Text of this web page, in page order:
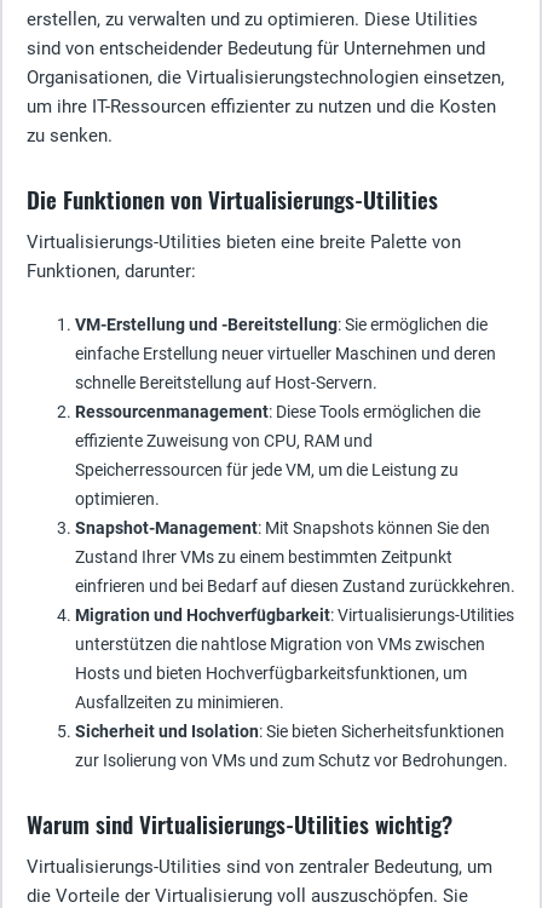
erstellen, zu verwalten und zu optimieren. Diese Utilities
sind von entscheidender Bedeutung für Unternehmen und
Organisationen, die Virtualisierungstechnologien einsetzen,
um ihre IT-Ressourcen effizienter zu nutzen und die Kosten
zu senken.
Die Funktionen von Virtualisierungs-Utilities
Virtualisierungs-Utilities bieten eine breite Palette von
Funktionen, darunter:
VM-Erstellung und -Bereitstellung: Sie ermöglichen die
einfache Erstellung neuer virtueller Maschinen und deren
schnelle Bereitstellung auf Host-Servern.
Ressourcenmanagement: Diese Tools ermöglichen die
effiziente Zuweisung von CPU, RAM und
Speicherressourcen für jede VM, um die Leistung zu
optimieren.
Snapshot-Management: Mit Snapshots können Sie den
Zustand Ihrer VMs zu einem bestimmten Zeitpunkt
einfrieren und bei Bedarf auf diesen Zustand zurückkehren.
Migration und Hochverfügbarkeit: Virtualisierungs-Utilities
unterstützen die nahtlose Migration von VMs zwischen
Hosts und bieten Hochverfügbarkeitsfunktionen, um
Ausfallzeiten zu minimieren.
Sicherheit und Isolation: Sie bieten Sicherheitsfunktionen
zur Isolierung von VMs und zum Schutz vor Bedrohungen.
Warum sind Virtualisierungs-Utilities wichtig?
Virtualisierungs-Utilities sind von zentraler Bedeutung, um
die Vorteile der Virtualisierung voll auszuschöpfen. Sie